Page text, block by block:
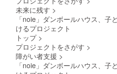
未来に残す >
「noie」ダンボールハウス、子
けるプロジェクト
トップ >
プロジェクトをさがす >
障がい者支援 >
「noie」ダンボールハウス、子